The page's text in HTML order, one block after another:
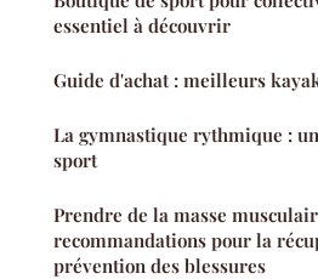
essentiel à découvrir
Guide d'achat : meilleurs
La gymnastique rythmique :
sport
Prendre de la masse
recommandations pour la
prévention des blessures